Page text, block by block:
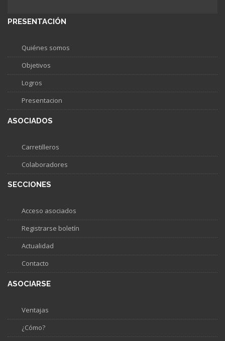
PRESENTACIÓN
Quiénes somos
Objetivos
Logros
Presentacion
ASOCIADOS
Carretilleros
Colaboradores
SECCIONES
Acceso asociados
Registrarse boletín
Actualidad
Contacto
ASOCIARSE
Ventajas
¿Cómo?